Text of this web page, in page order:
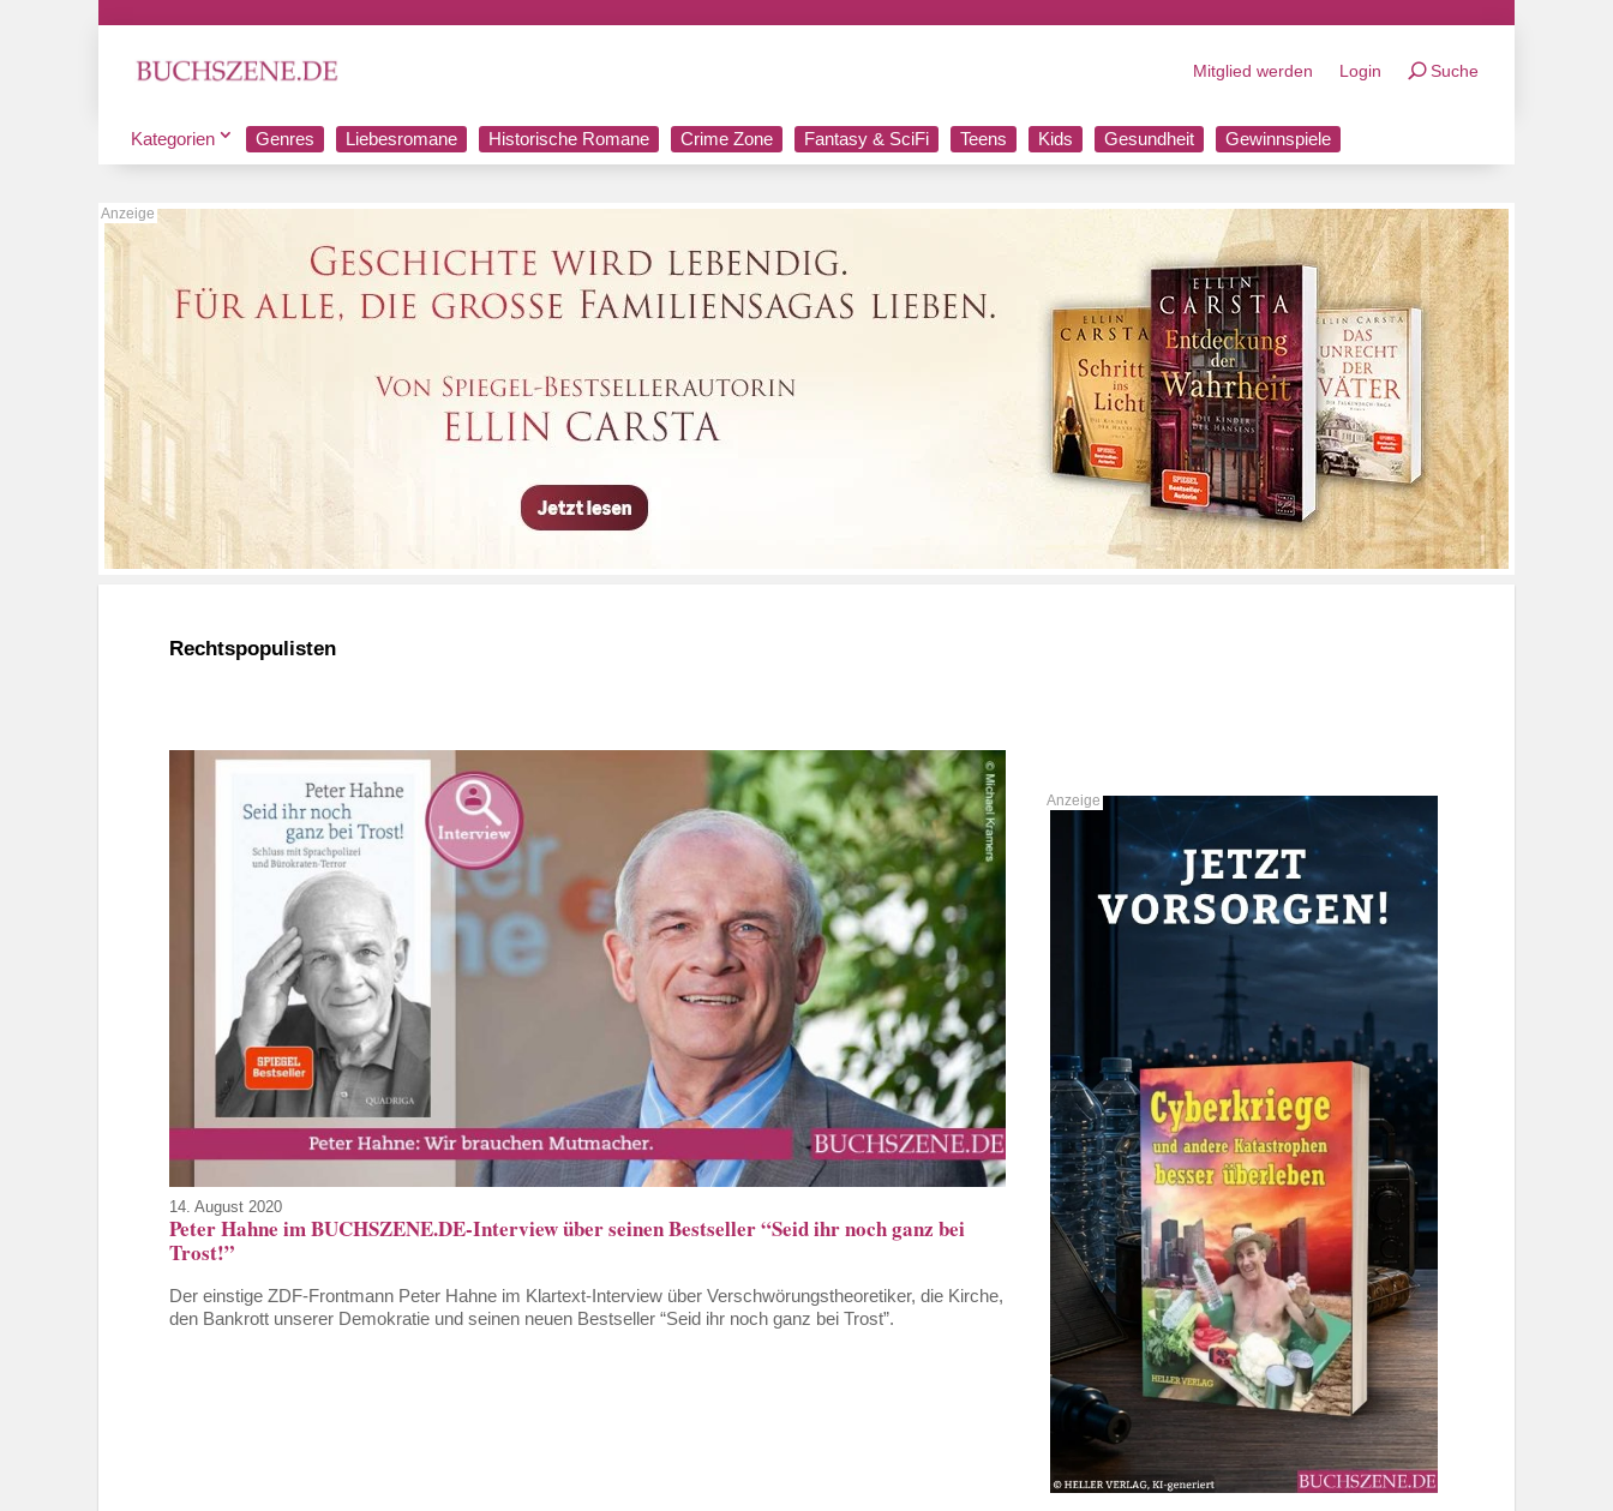
Mitglied werden Login Suche
Kategorien Genres Liebesromane Historische Romane Crime Zone Fantasy & SciFi Teens Kids Gesundheit Gewinnspiele
Rechtspopulisten
14. August 2020
Peter Hahne im BUCHSZENE.DE-Interview über seinen Bestseller “Seid ihr noch ganz bei
Trost!”
Der einstige ZDF-Frontmann Peter Hahne im Klartext-Interview über Verschwörungstheoretiker, die Kirche,
den Bankrott unserer Demokratie und seinen neuen Bestseller “Seid ihr noch ganz bei Trost”.